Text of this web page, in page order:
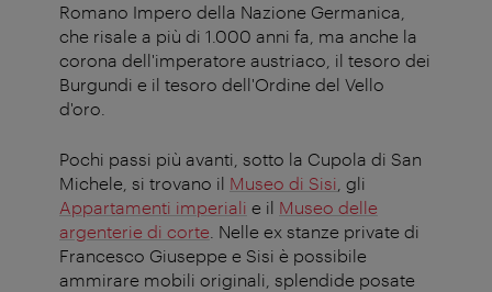
Romano Impero della Nazione Germanica,
che risale a più di 1.000 anni fa, ma anche la
corona dell'imperatore austriaco, il tesoro dei
Burgundi e il tesoro dell'Ordine del Vello
d'oro.
Pochi passi più avanti, sotto la Cupola di San
Michele, si trovano il Museo di Sisi , gli
Appartamenti imperiali e il Museo delle
argenterie di corte . Nelle ex stanze private di
Francesco Giuseppe e Sisi è possibile
ammirare mobili originali, splendide posate